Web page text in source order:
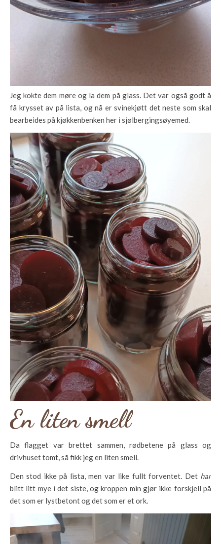
Jeg kokte dem møre og la dem på glass. Det var også godt å
få krysset av på lista, og nå er svinekjøtt det neste som skal
bearbeides på kjøkkenbenken her i sjølbergingsøyemed.
En liten smell
Da flagget var brettet sammen, rødbetene på glass og
drivhuset tomt, så fikk jeg en liten smell.
Den stod ikke på lista, men var like fullt forventet. Det har
blitt litt mye i det siste, og kroppen min gjør ikke forskjell på
det som er lystbetont og det som er et ork.